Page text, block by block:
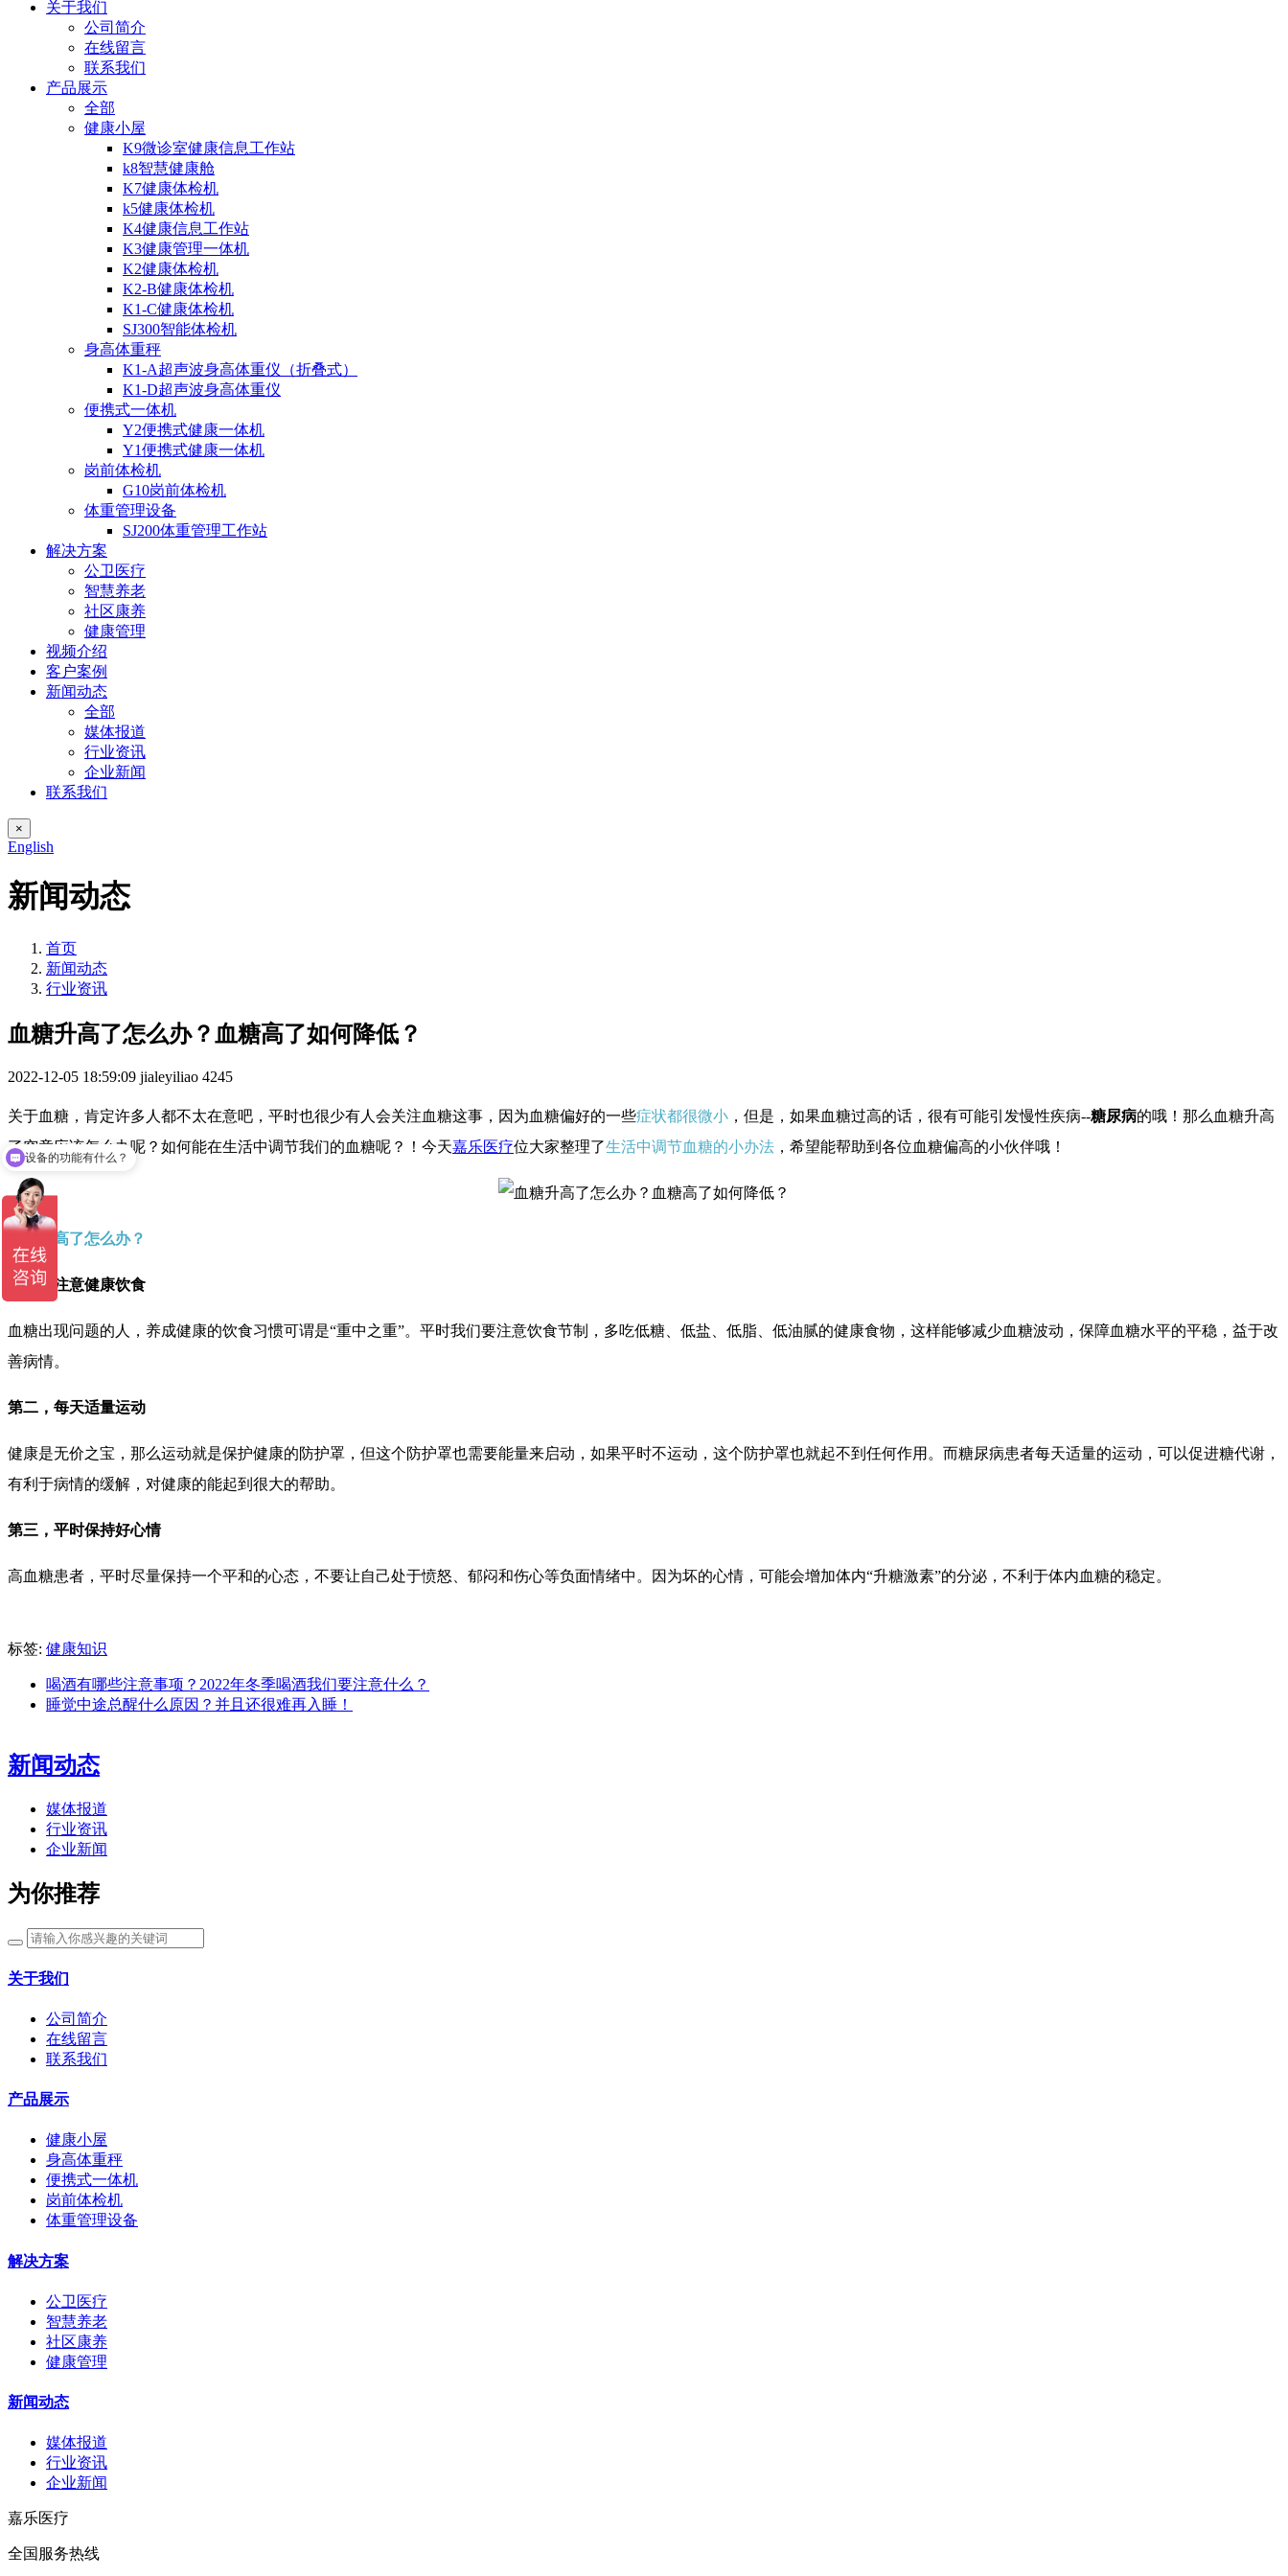
关于我们
公司简介
在线留言
联系我们
产品展示
全部
健康小屋
K9微诊室健康信息工作站
k8智慧健康舱
K7健康体检机
k5健康体检机
K4健康信息工作站
K3健康管理一体机
K2健康体检机
K2-B健康体检机
K1-C健康体检机
SJ300智能体检机
身高体重秤
K1-A超声波身高体重仪（折叠式）
K1-D超声波身高体重仪
便携式一体机
Y2便携式健康一体机
Y1便携式健康一体机
岗前体检机
G10岗前体检机
体重管理设备
SJ200体重管理工作站
解决方案
公卫医疗
智慧养老
社区康养
健康管理
视频介绍
客户案例
新闻动态
全部
媒体报道
行业资讯
企业新闻
联系我们
×
English
新闻动态
首页
新闻动态
行业资讯
血糖升高了怎么办？血糖高了如何降低？
2022-12-05 18:59:09 jialeyiliao 4245
关于血糖，肯定许多人都不太在意吧，平时也很少有人会关注血糖这事，因为血糖偏好的一些症状都很微小 ，但是，如果血糖过高的话，很有可能引发慢性疾病--糖尿病的哦！那么血糖升高
了究竟应该怎么办呢？如何能在生活中调节我们的血糖呢？！今天嘉乐医疗位大家整理了生活中调节血糖的小办法 ，希望能帮助到各位血糖偏高的小伙伴哦！
血糖升高了怎么办？
第一，注意健康饮食
血糖出现问题的人，养成健康的饮食习惯可谓是“重中之重”。平时我们要注意饮食节制，多吃低糖、低盐、低脂、低油腻的健康食物，这样能够减少血糖波动，保障血糖水平的平稳，益于改
善病情。
第二，每天适量运动
健康是无价之宝，那么运动就是保护健康的防护罩，但这个防护罩也需要能量来启动，如果平时不运动，这个防护罩也就起不到任何作用。而糖尿病患者每天适量的运动，可以促进糖代谢，
有利于病情的缓解，对健康的能起到很大的帮助。
第三，平时保持好心情
高血糖患者，平时尽量保持一个平和的心态，不要让自己处于愤怒、郁闷和伤心等负面情绪中。因为坏的心情，可能会增加体内“升糖激素”的分泌，不利于体内血糖的稳定。
标签: 健康知识
喝酒有哪些注意事项？2022年冬季喝酒我们要注意什么？
睡觉中途总醒什么原因？并且还很难再入睡！
新闻动态
媒体报道
行业资讯
企业新闻
为你推荐
关于我们
公司简介
在线留言
联系我们
产品展示
健康小屋
身高体重秤
便携式一体机
岗前体检机
体重管理设备
解决方案
公卫医疗
智慧养老
社区康养
健康管理
新闻动态
媒体报道
行业资讯
企业新闻
嘉乐医疗
全国服务热线
设备适合那些场景使用？